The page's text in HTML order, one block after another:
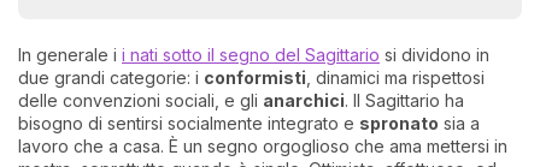
In generale i i nati sotto il segno del Sagittario si dividono in
due grandi categorie: i conformisti , dinamici ma rispettosi
delle convenzioni sociali, e gli anarchici. Il Sagittario ha
bisogno di sentirsi socialmente integrato e spronato sia a
lavoro che a casa. È un segno orgoglioso che ama mettersi in